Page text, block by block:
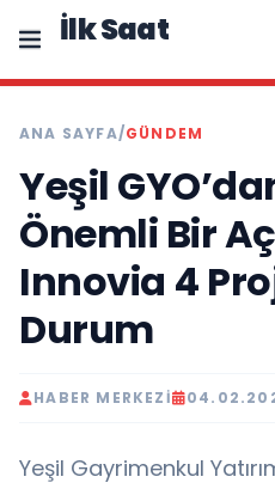
İlk Saat
ANA SAYFA/GÜNDEM
Yeşil
Önemli Bir
Innovia 4
Durum
HABER MERKEZI
Yeşil Gayrimenkul